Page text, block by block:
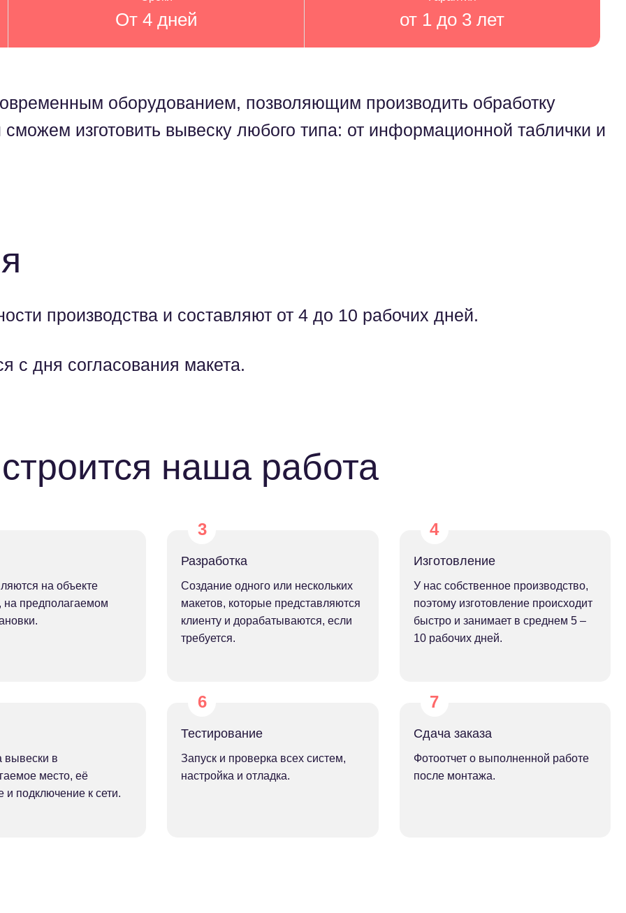
От 4 дней от 1 до 3 лет
оборудованием, позволяющим производить обработку
изготовить вывеску любого типа: от информационной таблички и
производства и составляют от 4 до 10 рабочих дней.
с дня согласования макета.
наша работа
на объекте
на предполагаемом
Разработка
Создание одного или нескольких
макетов, которые представляются
клиенту и дорабатываются, если
требуется.
Изготовление
У нас собственное производство,
поэтому изготовление происходит
быстро и занимает в среднем 5 –
10 рабочих дней.
вывески в
место, её
и подключение к сети.
Тестирование
Запуск и проверка всех систем,
настройка и отладка.
Сдача заказа
Фотоотчет о выполненной работе
после монтажа.